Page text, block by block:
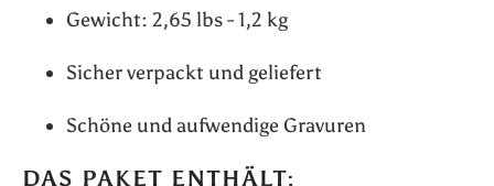
Gewicht: 2,65 lbs - 1,2 kg
Sicher verpackt und geliefert
Schöne und aufwendige Gravuren
DAS PAKET ENTHÄLT: